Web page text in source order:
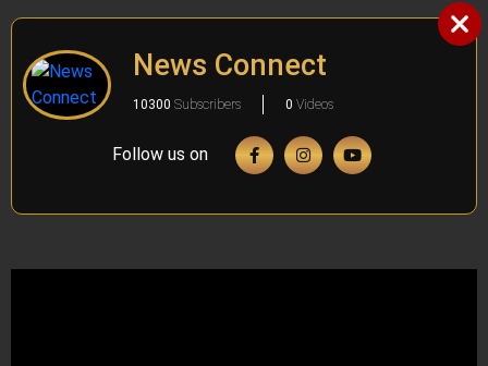
News Connect
10300 Subscribers 0 Videos
Follow us on